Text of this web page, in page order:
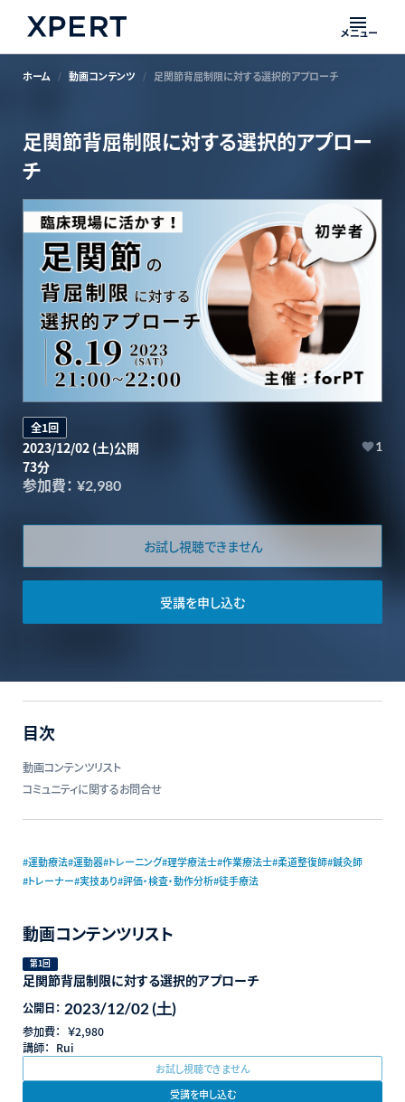
メニュー
ホーム 動画コンテンツ 足関節背屈制限に対する選択的アプローチ
足関節背屈制限に対する選択的アプロー
チ
全1回
2023/12/02 (土)公開
73分
1
参加費： ¥2,980
お試し視聴できません
受講を申し込む
目次
動画コンテンツリスト
コミュニティに関するお問合せ
#運動療法#運動器#トレーニング#理学療法士#作業療法士#柔道整復師#鍼灸師
#トレーナー#実技あり#評価・検査・動作分析#徒手療法
動画コンテンツリスト
第1回
足関節背屈制限に対する選択的アプローチ
公開日： 2023/12/02 (土)
参加費： ￥2,980
講師： Rui
お試し視聴できません
受講を申し込む